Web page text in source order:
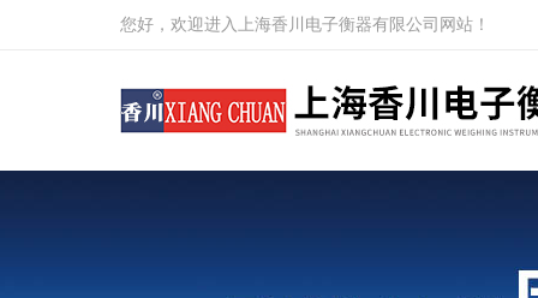
您好，欢迎进入上海香川电子衡器有限公司网站！